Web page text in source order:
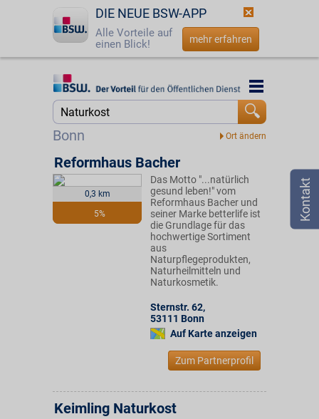
DIE NEUE BSW-APP
Alle Vorteile auf
einen Blick!
mehr erfahren
Startseite
Login
☎ 0800 - 279 25 82
Bonn
Startseite
0,3 km
5%
Reformhaus Bacher
Das Motto "...natürlich
gesund leben!" vom
Reformhaus Bacher und
seiner Marke betterlife ist
die Grundlage für das
hochwertige Sortiment
aus
Naturpflegeprodukten,
Naturheilmitteln und
Naturkosmetik.
Sternstr. 62,
53111 Bonn
Auf Karte anzeigen
Zum Partnerprofil
Keimling Naturkost